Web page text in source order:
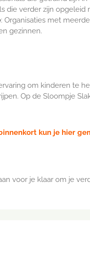
die verder zijn
: Organisaties met
gezinnen.
om kinderen te
Op de Sloompje
kun je hier
voor je klaar om je